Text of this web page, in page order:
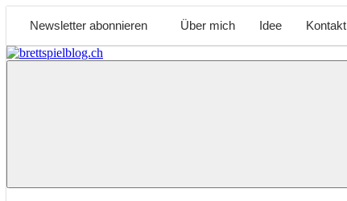
Newsletter abonnieren Über mich Idee Kontakt
Zum
Inhalt